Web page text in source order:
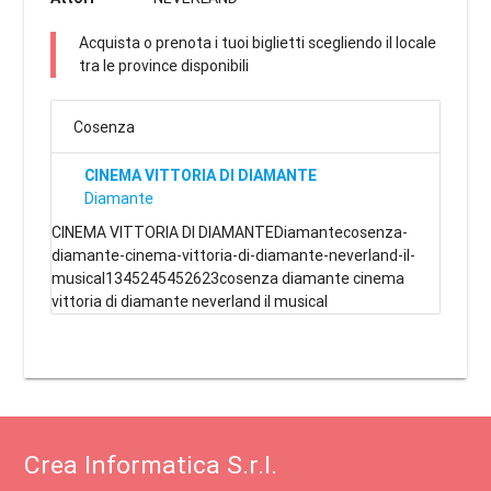
Acquista o prenota i tuoi biglietti scegliendo il locale
tra le province disponibili
Cosenza
CINEMA VITTORIA DI DIAMANTE
Diamante
CINEMA VITTORIA DI DIAMANTEDiamantecosenza-
diamante-cinema-vittoria-di-diamante-neverland-il-
musical1345245452623cosenza diamante cinema
vittoria di diamante neverland il musical
Crea Informatica S.r.l.